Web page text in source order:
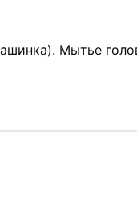
Мытье